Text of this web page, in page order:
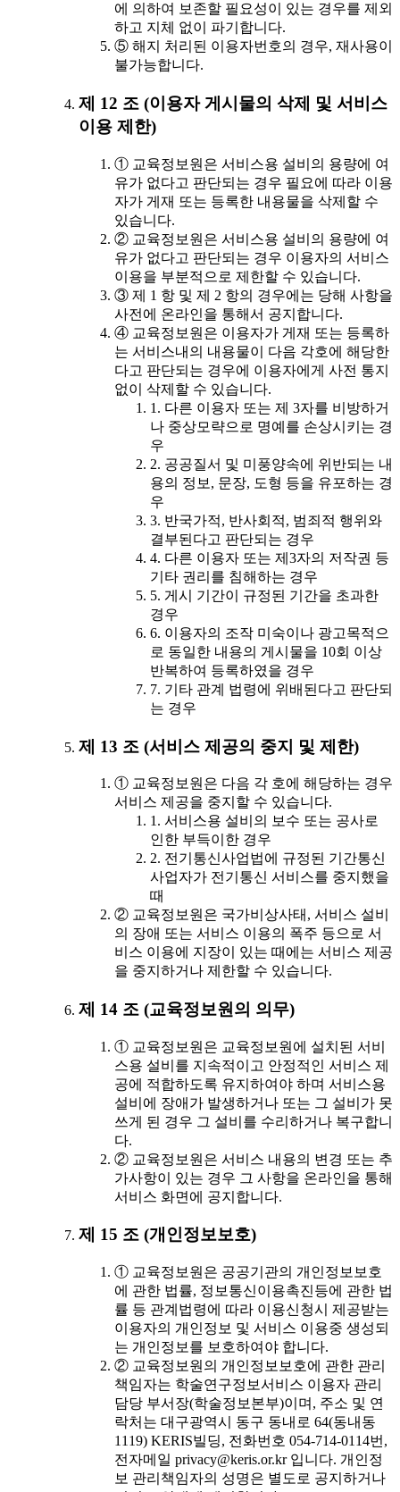
에 의하여 보존할 필요성이 있는 경우를 제외
하고 지체 없이 파기합니다.
⑤ 해지 처리된 이용자번호의 경우, 재사용이
불가능합니다.
제 12 조 (이용자 게시물의 삭제 및 서비스
이용 제한)
① 교육정보원은 서비스용 설비의 용량에 여
유가 없다고 판단되는 경우 필요에 따라 이용
자가 게재 또는 등록한 내용물을 삭제할 수
있습니다.
② 교육정보원은 서비스용 설비의 용량에 여
유가 없다고 판단되는 경우 이용자의 서비스
이용을 부분적으로 제한할 수 있습니다.
③ 제 1 항 및 제 2 항의 경우에는 당해 사항을
사전에 온라인을 통해서 공지합니다.
④ 교육정보원은 이용자가 게재 또는 등록하
는 서비스내의 내용물이 다음 각호에 해당한
다고 판단되는 경우에 이용자에게 사전 통지
없이 삭제할 수 있습니다.
1. 다른 이용자 또는 제 3자를 비방하거
나 중상모략으로 명예를 손상시키는 경
우
2. 공공질서 및 미풍양속에 위반되는 내
용의 정보, 문장, 도형 등을 유포하는 경
우
3. 반국가적, 반사회적, 범죄적 행위와
결부된다고 판단되는 경우
4. 다른 이용자 또는 제3자의 저작권 등
기타 권리를 침해하는 경우
5. 게시 기간이 규정된 기간을 초과한
경우
6. 이용자의 조작 미숙이나 광고목적으
로 동일한 내용의 게시물을 10회 이상
반복하여 등록하였을 경우
7. 기타 관계 법령에 위배된다고 판단되
는 경우
제 13 조 (서비스 제공의 중지 및 제한)
① 교육정보원은 다음 각 호에 해당하는 경우
서비스 제공을 중지할 수 있습니다.
1. 서비스용 설비의 보수 또는 공사로
인한 부득이한 경우
2. 전기통신사업법에 규정된 기간통신
사업자가 전기통신 서비스를 중지했을
때
② 교육정보원은 국가비상사태, 서비스 설비
의 장애 또는 서비스 이용의 폭주 등으로 서
비스 이용에 지장이 있는 때에는 서비스 제공
을 중지하거나 제한할 수 있습니다.
제 14 조 (교육정보원의 의무)
① 교육정보원은 교육정보원에 설치된 서비
스용 설비를 지속적이고 안정적인 서비스 제
공에 적합하도록 유지하여야 하며 서비스용
설비에 장애가 발생하거나 또는 그 설비가 못
쓰게 된 경우 그 설비를 수리하거나 복구합니
다.
② 교육정보원은 서비스 내용의 변경 또는 추
가사항이 있는 경우 그 사항을 온라인을 통해
서비스 화면에 공지합니다.
제 15 조 (개인정보보호)
① 교육정보원은 공공기관의 개인정보보호
에 관한 법률, 정보통신이용촉진등에 관한 법
률 등 관계법령에 따라 이용신청시 제공받는
이용자의 개인정보 및 서비스 이용중 생성되
는 개인정보를 보호하여야 합니다.
② 교육정보원의 개인정보보호에 관한 관리
책임자는 학술연구정보서비스 이용자 관리
담당 부서장(학술정보본부)이며, 주소 및 연
락처는 대구광역시 동구 동내로 64(동내동
1119) KERIS빌딩, 전화번호 054-714-0114번,
전자메일 privacy@keris.or.kr 입니다. 개인정
보 관리책임자의 성명은 별도로 공지하거나